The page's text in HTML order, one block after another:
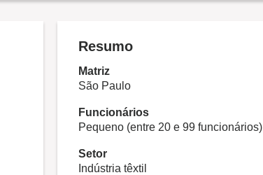
Resumo
Matriz
São Paulo
Funcionários
Pequeno (entre 20 e 99 funcionários)
Setor
Indústria têxtil